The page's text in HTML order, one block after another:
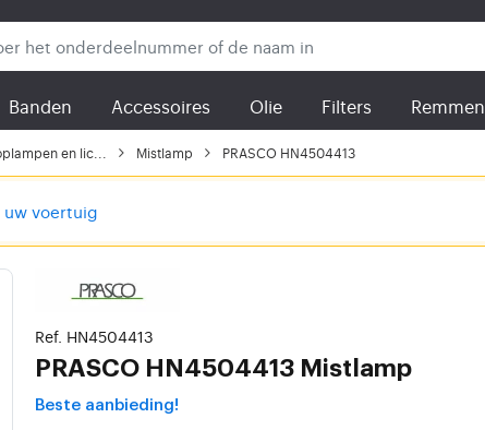
Banden Accessoires Olie Filters Remmen
en lic... Mistlamp PRASCO HN4504413
voertuig
Ref. HN4504413
PRASCO HN4504413 Mistlamp
Beste aanbieding!